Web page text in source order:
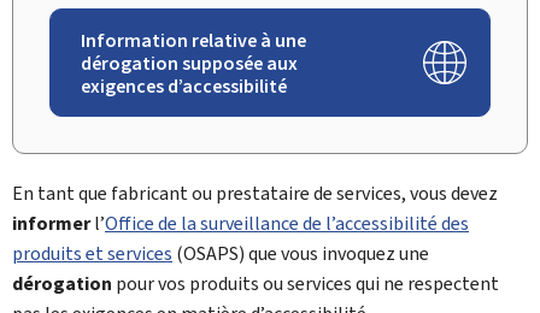
Information relative à une
dérogation supposée aux
exigences d’accessibilité
En tant que fabricant ou prestataire de services, vous devez
informerl’Office de la surveillance de l’accessibilité des
produits et services (OSAPS) que vous invoquez une
dérogation pour vos produits ou services qui ne respectent